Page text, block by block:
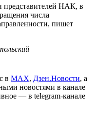
представителей НАК, в
числа
пишет
в МАХ, Дзен.Новости, а
новостями в канале
— в telegram-канале